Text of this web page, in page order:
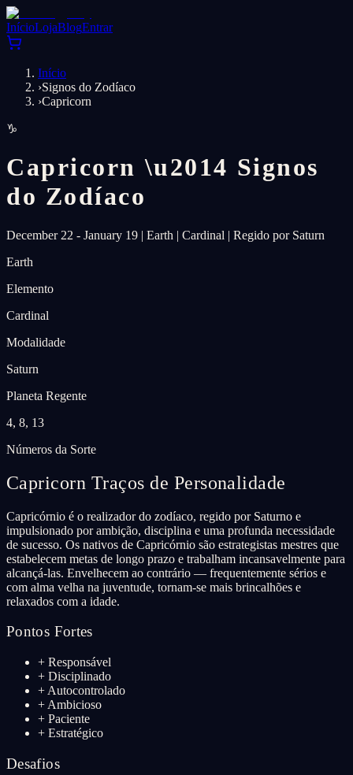
InícioLojaBlogEntrar
Início
›Signos do Zodíaco
›Capricorn
♑
Capricorn \u2014 Signos
do Zodíaco
December 22 - January 19 | Earth | Cardinal | Regido por Saturn
Earth
Elemento
Cardinal
Modalidade
Saturn
Planeta Regente
4, 8, 13
Números da Sorte
Capricorn Traços de Personalidade
Capricórnio é o realizador do zodíaco, regido por Saturno e
impulsionado por ambição, disciplina e uma profunda necessidade
de sucesso. Os nativos de Capricórnio são estrategistas mestres que
estabelecem metas de longo prazo e trabalham incansavelmente para
alcançá-las. Envelhecem ao contrário — frequentemente sérios e
com alma velha na juventude, tornam-se mais brincalhões e
relaxados com a idade.
Pontos Fortes
+ Responsável
+ Disciplinado
+ Autocontrolado
+ Ambicioso
+ Paciente
+ Estratégico
Desafios